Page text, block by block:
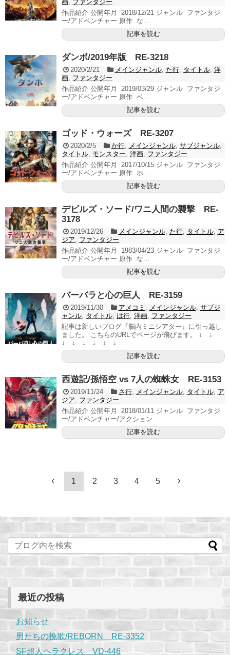
画, ファンタジー
作品紹介 公開年月 2018/12/21 ジャンル ファンタジ
ー/アドベンチャー 原作 な...
記事を読む
ダンボ/2019年版 RE-3218
2020/2/21 メインジャンル, た行, タイトル, 洋
画, ファンタジー
作品紹介 公開年月 2019/03/29 ジャンル ファンタジ
ー/アドベンチャー 原作 ベ...
記事を読む
ゴッド・ウォーズ RE-3207
2020/2/5 か行, メインジャンル, サブジャンル,
タイトル, モンスター, 洋画, ファンタジー
作品紹介 公開年月 2017/10/15 ジャンル ファンタジ
ー/アドベンチャー 原作 ホ...
記事を読む
デビルズ・ソード/ワニ人間の襲撃 RE-
3178
2019/12/26 メインジャンル, た行, タイトル, ア
ジア, ファンタジー
作品紹介 公開年月 1983/04/23 ジャンル ファンタジ
ー/アドベンチャー 原作 な...
記事を読む
バーバラと心の巨人 RE-3159
2019/11/30 アメコミ , メインジャンル, サブジ
ャンル, タイトル, は行, 洋画, ファンタジー
記事は新しいブログ『脳内ミニシアター』に引っ越し
ました。 こちらのURLでページが飛びます。 ↓ ↓
↓ ↓ ↓ ↓ ↓ ↓ ...
記事を読む
西遊記/孫悟空 vs 7人の蜘蛛女 RE-3153
2019/11/24 さ行, メインジャンル, タイトル, ア
ジア, ファンタジー
作品紹介 公開年月 2018/01/11 ジャンル ファンタジ
ー/アドベンチャー/アクション ...
記事を読む
1 2 3 4 5
最近の投稿
お知らせ
男たちの挽歌/REBORN RE-3352
SF超人ヘラクレス VD-446